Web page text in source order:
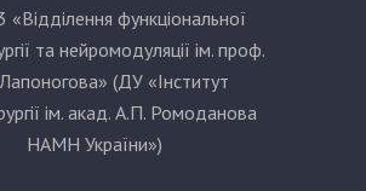
функціональної
та нейромодуляції ім. проф.
(ДУ «Інститут
ім. акад. А.П. Ромоданова
НАМН України»)